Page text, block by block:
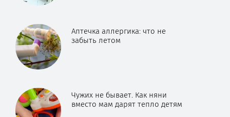
Аптечка аллергика: что не
забыть летом
Чужих не бывает. Как няни
вместо мам дарят тепло детям